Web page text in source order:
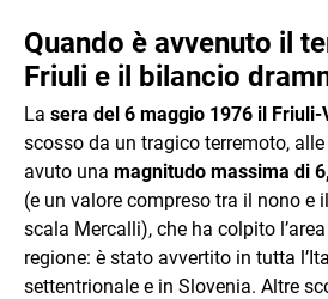
Quando è avvenuto il
Friuli e il bilancio
La sera del 6 maggio 1976 il Friuli-
scosso da un tragico terremoto,
avuto una magnitudo massima di
(e un valore compreso tra il nono e
scala Mercalli), che ha colpito
regione: è stato avvertito in tutta
settentrionale e in Slovenia. Altre